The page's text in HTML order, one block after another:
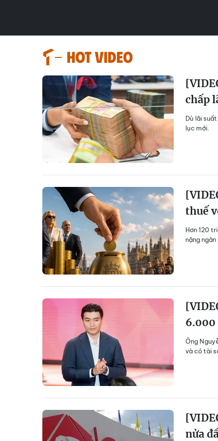
HOT VIDEO
chấp
Dù lãi
lục mới.
thuế
Hơn 120
nặng
6.000
Ông
và có tài
nửa